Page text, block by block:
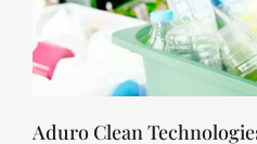
Aduro Clean